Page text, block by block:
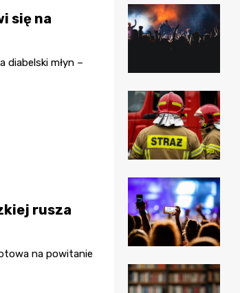
Samodzielny Publiczny
Specjalistyczny Zakład
Opieki Zdrowotnej
Samodzielny Publiczny
Szpital Kliniczny nr 1 im. T.
Sokołowskiego
Pomorskiej Akademii
Medycznej
Samodzielny Publiczny
Szpital Kliniczny nr 2
Specjalistyczny Szpital im.
A. Sokołowskiego
Samodzielny Publiczny
się na
diabelski młyn –
rusza
na powitanie